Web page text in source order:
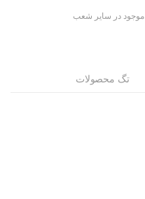
موجود در سایر شعب
تگ محصولات